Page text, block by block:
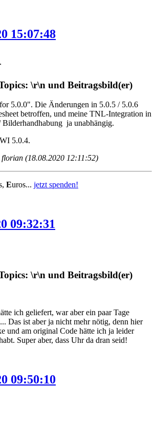
15:07:48
\r\n und Beitragsbild(er)
5.0.0". Die Änderungen in 5.0.5 / 5.0.6
betroffen, und meine TNL-Integration in
ja unabhängig.
5.0.4.
(18.08.2020 12:11:52)
Euros... jetzt spenden!
09:32:31
\r\n und Beitragsbild(er)
ich geliefert, war aber ein paar Tage
Das ist aber ja nicht mehr nötig, denn hier
und am original Code hätte ich ja leider
Super aber, dass Uhr da dran seid!
09:50:10